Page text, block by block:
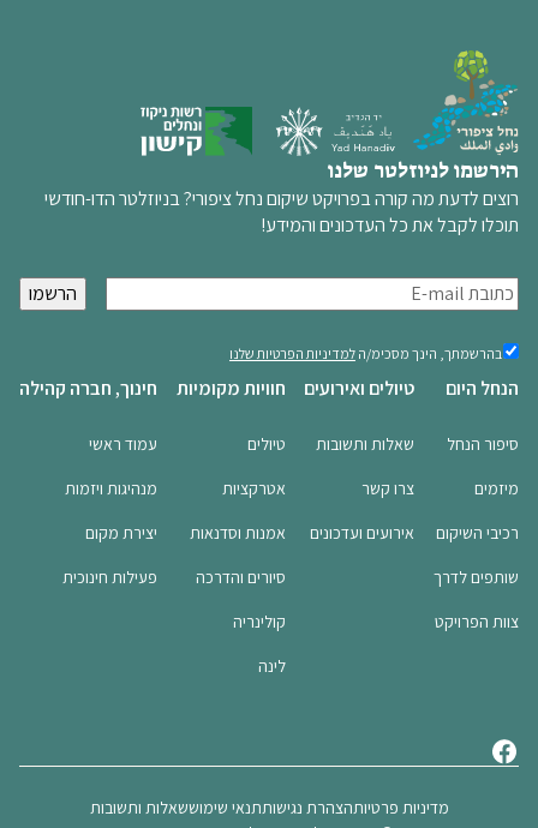
הירשמו לניוזלטר שלנו
רוצים לדעת מה קורה בפרויקט שיקום נחל ציפורי? בניוזלטר הדו-חודשי
תוכלו לקבל את כל העדכונים והמידע!
א
י
מ
ח
ה
בהרשמתך,
מסכימ/ה
שלנו(חובה)
בהרשמתך, הינך מסכימ/ה למדיניות הפרטיות שלנו
הנחל היום
סיפור הנחל
מיזמים
רכיבי השיקום
שותפים לדרך
צוות הפרויקט
טיולים ואירועים
שאלות ותשובות
צרו קשר
אירועים ועדכונים
חוויות מקומיות
טיולים
אטרקציות
אמנות וסדנאות
סיורים והדרכה
קולינריה
לינה
חינוך, חברה קהילה
עמוד ראשי
מנהיגות ויזמות
יצירת מקום
פעילות חינוכית
מדיניות פרטיותהצהרת נגישותתנאי שימוששאלות ותשובות